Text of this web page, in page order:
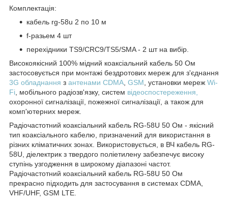
Комплектація:
кабель rg-58u 2 по 10 м
f-разьем 4 шт
перехідники TS9/CRC9/TS5/SMA - 2 шт на вибір.
Високоякісний 100% мідний коаксіальний кабель 50 Ом
застосовується при монтажі бездротових мереж для з'єднання
3G обладнання з антенами CDMA, GSM, установки мереж Wi-
Fi, мобільного радіозв'язку, систем відеоспостереження,
охоронної сигналізації, пожежної сигналізації, а також для
комп'ютерних мереж.
Радіочастотний коаксіальний кабель RG-58U 50 Ом - якісний
тип коаксіального кабелю, призначений для використання в
різних кліматичних зонах. Використовується, в ВЧ кабель RG-
58U, діелектрик з твердого поліетилену забезпечує високу
ступінь узгодження в широкому діапазоні частот.
Радіочастотний коаксіальний кабель RG-58U 50 Ом
прекрасно підходить для застосування в системах CDMA,
VHF/UHF, GSM LTE.